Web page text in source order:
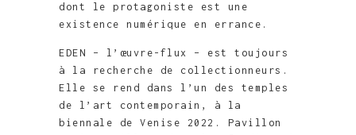
dont le protagoniste est une
existence numérique en errance.
EDEN – l’œuvre-flux – est toujours
à la recherche de collectionneurs.
Elle se rend dans l’un des temples
de l’art contemporain, à la
biennale de Venise 2022. Pavillon